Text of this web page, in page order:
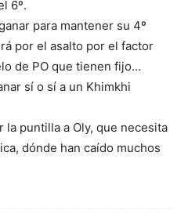
6º.
para mantener su 4º
por el asalto por el factor
de PO que tienen fijo…
sí o sí a un Khimkhi
la puntilla a Oly, que necesita
dónde han caído muchos